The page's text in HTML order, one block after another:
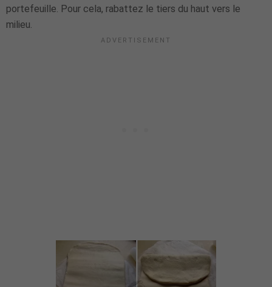
portefeuille. Pour cela, rabattez le tiers du haut vers le
milieu.